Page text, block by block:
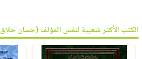
الكتب الأكثر شعبية لنفس المؤلف (حسان حلاق